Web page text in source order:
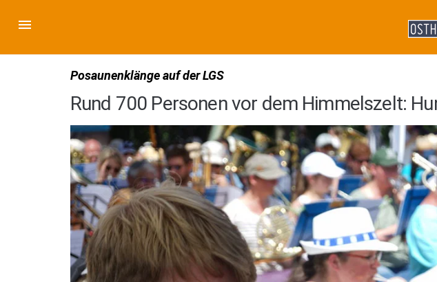
Posaunenklänge auf der LGS
Rund 700 Personen vor dem Himmelszelt: